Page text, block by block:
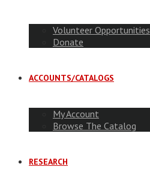
Volunteer Opportunities
Donate
ACCOUNTS/CATALOGS
My Account
Browse The Catalog
RESEARCH